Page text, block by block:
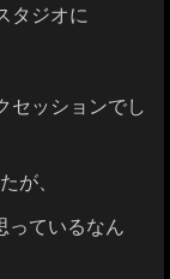
タジオに
セッションでし
が、
っているなん